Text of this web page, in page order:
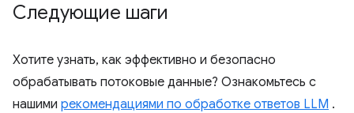
Следующие шаги
Хотите узнать, как эффективно и безопасно
обрабатывать потоковые данные? Ознакомьтесь с
нашими рекомендациями по обработке ответов LLM .